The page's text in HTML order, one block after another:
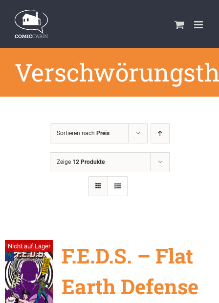
Inhalt
springen
Sortieren nach Preis
Zeige 12 Produkte
Nicht auf Lager
F.E.D.S. – Flat
Earth Defense